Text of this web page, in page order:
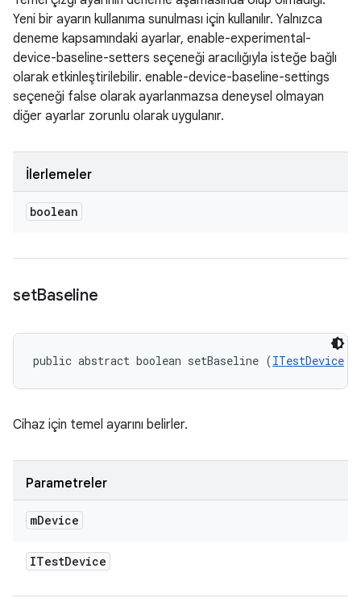
Yeni bir ayarın kullanıma sunulması için kullanılır. Yalnızca
deneme kapsamındaki ayarlar, enable-experimental-
device-baseline-setters seçeneği aracılığıyla isteğe bağlı
olarak etkinleştirilebilir. enable-device-baseline-settings
seçeneği false olarak ayarlanmazsa deneysel olmayan
diğer ayarlar zorunlu olarak uygulanır.
İlerlemeler
boolean
setBaseline
public abstract boolean setBaseline (ITestDevice
Cihaz için temel ayarını belirler.
Parametreler
mDevice
ITestDevice